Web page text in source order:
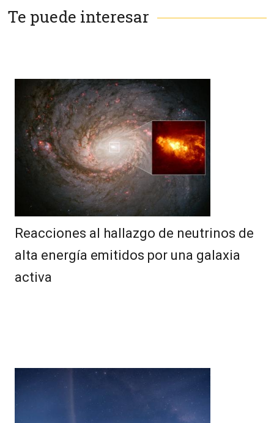
Te puede interesar
Reacciones al hallazgo de neutrinos de
alta energía emitidos por una galaxia
activa